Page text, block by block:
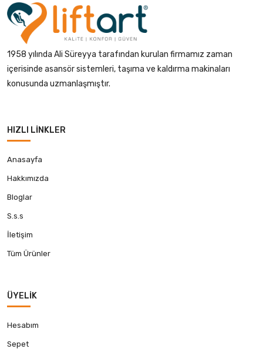
1958 yılında Ali Süreyya tarafından kurulan firmamız zaman
içerisinde asansör sistemleri, taşıma ve kaldırma makinaları
konusunda uzmanlaşmıştır.
HIZLI LINKLER
Anasayfa
Hakkımızda
Bloglar
S.s.s
İletişim
Tüm Ürünler
ÜYELIK
Hesabım
Sepet